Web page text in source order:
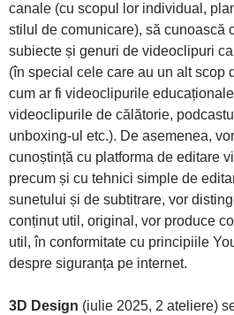
canale (cu scopul lor individual,
stilul de comunicare), să cunoască
subiecte și genuri de videoclipuri
(în special cele care au un alt scop
cum ar fi videoclipurile
videoclipurile de călătorie,
unboxing-ul etc.). De asemenea,
cunoștință cu platforma de editare
precum și cu tehnici simple de
sunetului și de subtitrare, vor
conținut util, original, vor produce
util, în conformitate cu principiile
despre siguranța pe internet.
3D Design (iulie 2025, 2 ateliere)